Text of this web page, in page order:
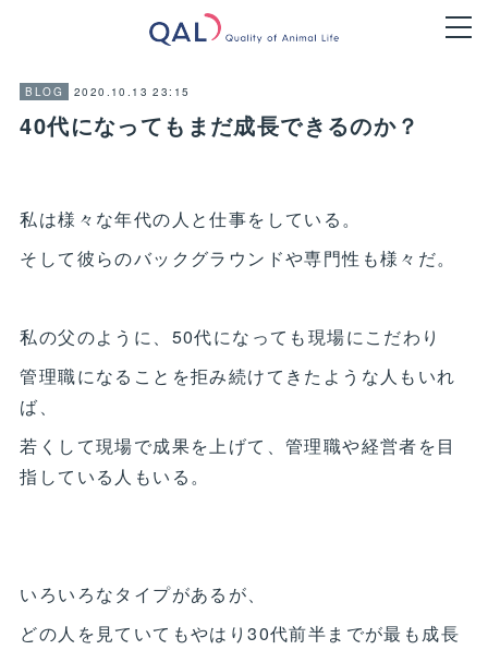
BLOG 2020.10.13 23:15
40代になってもまだ成長できるのか？
私は様々な年代の人と仕事をしている。
そして彼らのバックグラウンドや専門性も様々だ。
私の父のように、50代になっても現場にこだわり
管理職になることを拒み続けてきたような人もいれ
ば、
若くして現場で成果を上げて、管理職や経営者を目
指している人もいる。
いろいろなタイプがあるが、
どの人を見ていてもやはり30代前半までが最も成長